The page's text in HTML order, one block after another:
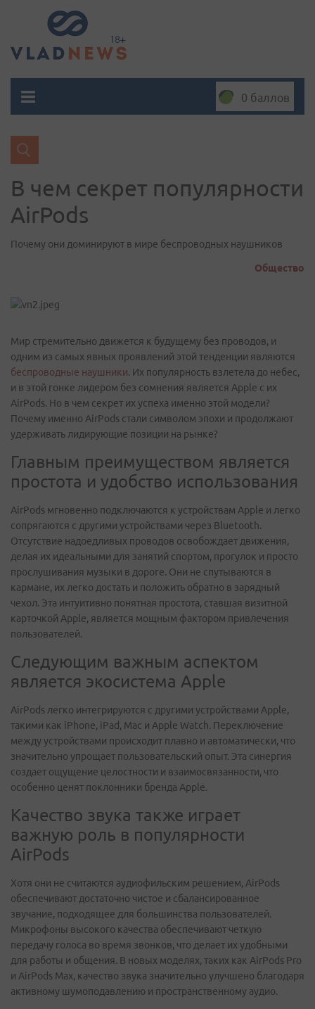
0 баллов
В чем секрет популярности
AirPods
Почему они доминируют в мире беспроводных наушников
Общество
Мир стремительно движется к будущему без проводов, и
одним из самых явных проявлений этой тенденции являются
беспроводные наушники. Их популярность взлетела до небес,
и в этой гонке лидером без сомнения является Apple с их
AirPods. Но в чем секрет их успеха именно этой модели?
Почему именно AirPods стали символом эпохи и продолжают
удерживать лидирующие позиции на рынке?
Главным преимуществом является
простота и удобство использования
AirPods мгновенно подключаются к устройствам Apple и легко
сопрягаются с другими устройствами через Bluetooth.
Отсутствие надоедливых проводов освобождает движения,
делая их идеальными для занятий спортом, прогулок и просто
прослушивания музыки в дороге. Они не спутываются в
кармане, их легко достать и положить обратно в зарядный
чехол. Эта интуитивно понятная простота, ставшая визитной
карточкой Apple, является мощным фактором привлечения
пользователей.
Следующим важным аспектом
является экосистема Apple
AirPods легко интегрируются с другими устройствами Apple,
такими как iPhone, iPad, Mac и Apple Watch. Переключение
между устройствами происходит плавно и автоматически, что
значительно упрощает пользовательский опыт. Эта синергия
создает ощущение целостности и взаимосвязанности, что
особенно ценят поклонники бренда Apple.
Качество звука также играет
важную роль в популярности
AirPods
Хотя они не считаются аудиофильским решением, AirPods
обеспечивают достаточно чистое и сбалансированное
звучание, подходящее для большинства пользователей.
Микрофоны высокого качества обеспечивают четкую
передачу голоса во время звонков, что делает их удобными
для работы и общения. В новых моделях, таких как AirPods Pro
и AirPods Max, качество звука значительно улучшено благодаря
активному шумоподавлению и пространственному аудио.